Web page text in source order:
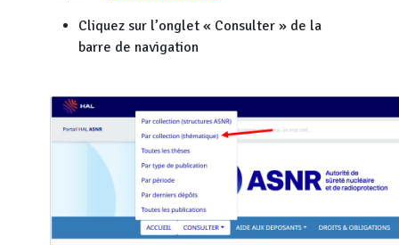
Cliquez sur l’onglet « Consulter » de la
barre de navigation